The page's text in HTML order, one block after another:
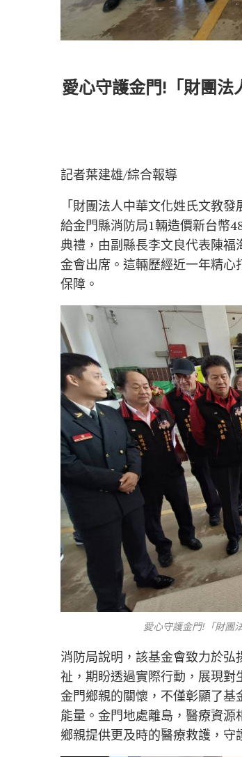
愛心守護金門!「財團法
記者葉建雄/綜合報導
「財團法人中華文化姓氏文教
給金門縣消防局1輛造價新台幣
典禮，由副縣長李文良代表陳
金會出席。這輛歷經近一年精
保障。
愛心守護金門!「財團
消防局說明，該基金會致力於
祉，期盼透過實際行動，展現
金門鄉親的關懷，不僅彰顯了
能量。金門地處離島，醫療資
鄉親提供更及時的醫療救護，守